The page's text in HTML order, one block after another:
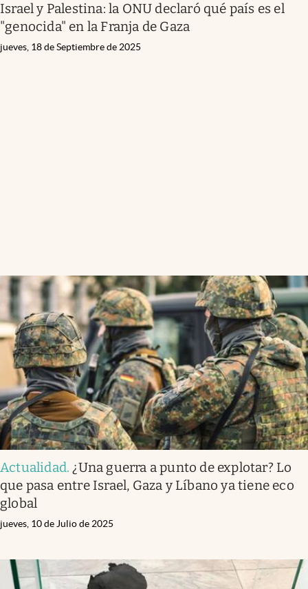
Israel y Palestina: la ONU declaró qué país es el
"genocida" en la Franja de Gaza
jueves, 18 de Septiembre de 2025
Actualidad. ¿Una guerra a punto de explotar? Lo
que pasa entre Israel, Gaza y Líbano ya tiene eco
global
jueves, 10 de Julio de 2025